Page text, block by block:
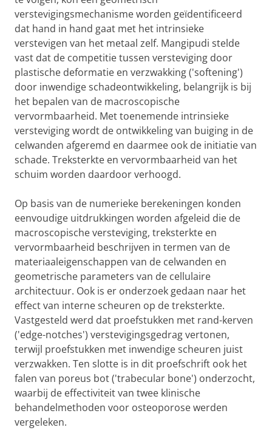
verstevigingsmechanisme worden geïdentificeerd
dat hand in hand gaat met het intrinsieke
verstevigen van het metaal zelf. Mangipudi stelde
vast dat de competitie tussen versteviging door
plastische deformatie en verzwakking ('softening')
door inwendige schadeontwikkeling, belangrijk is bij
het bepalen van de macroscopische
vervormbaarheid. Met toenemende intrinsieke
versteviging wordt de ontwikkeling van buiging in de
celwanden afgeremd en daarmee ook de initiatie van
schade. Treksterkte en vervormbaarheid van het
schuim worden daardoor verhoogd.
Op basis van de numerieke berekeningen konden
eenvoudige uitdrukkingen worden afgeleid die de
macroscopische versteviging, treksterkte en
vervormbaarheid beschrijven in termen van de
materiaaleigenschappen van de celwanden en
geometrische parameters van de cellulaire
architectuur. Ook is er onderzoek gedaan naar het
effect van interne scheuren op de treksterkte.
Vastgesteld werd dat proefstukken met rand-kerven
('edge-notches') verstevigingsgedrag vertonen,
terwijl proefstukken met inwendige scheuren juist
verzwakken. Ten slotte is in dit proefschrift ook het
falen van poreus bot ('trabecular bone') onderzocht,
waarbij de effectiviteit van twee klinische
behandelmethoden voor osteoporose werden
vergeleken.